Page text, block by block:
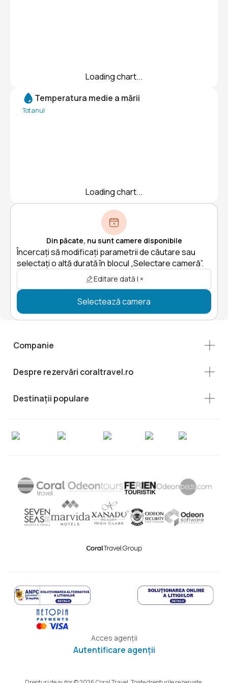
Loading chart...
Temperatura medie a mării
Tot anul
Loading chart...
Din păcate, nu sunt camere disponibile
Încercați să modificați parametrii de căutare sau
selectați o altă durată în blocul „Selectare cameră”.
Editare dată | ×
Selectează camera
Companie
Despre rezervări coraltravel.ro
Destinații populare
Acces agenții
Autentificare agenții